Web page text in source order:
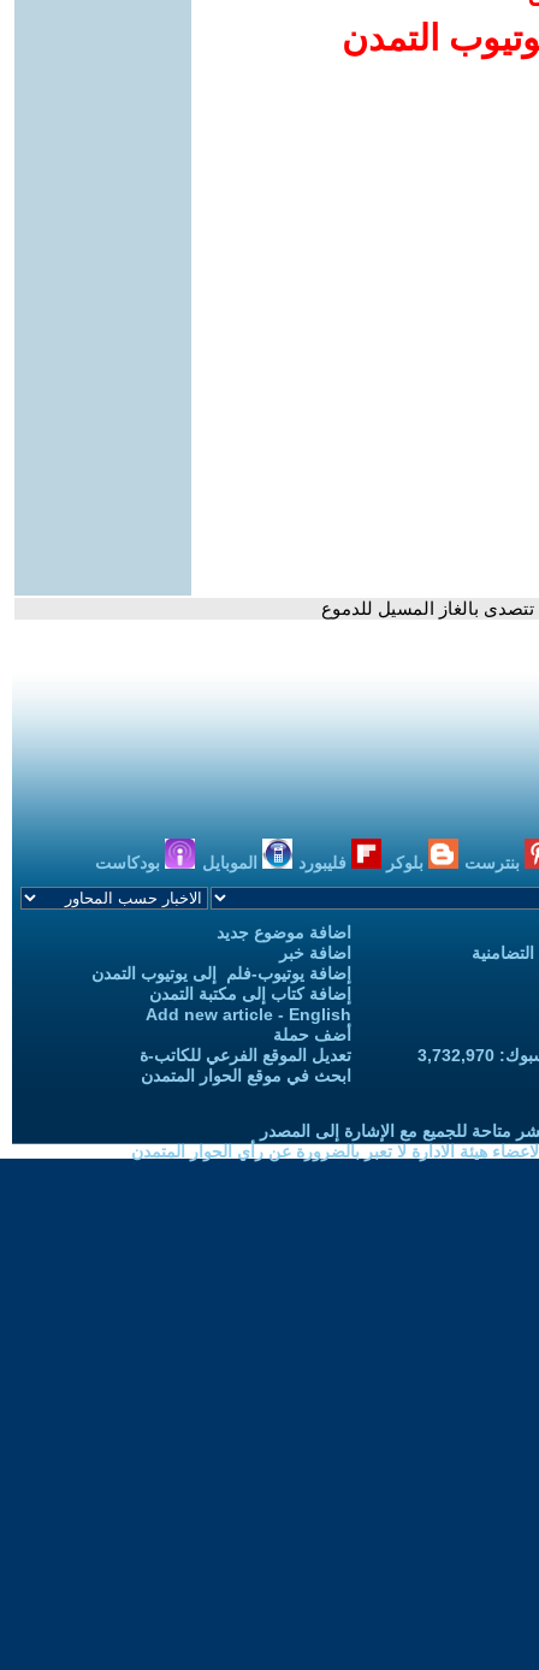
التمدن
بالغاز المسيل للدموع
بنترست بلوكر فليبورد الموبايل بودكاست
اضافة موضوع جديد
اضافة خبر
إضافة يوتيوب-فلم إلى يوتيوب التمدن
إضافة كتاب إلى مكتبة التمدن
Add new article - English
أضف حملة
تعديل الموقع الفرعي للكاتب-ة
ابحث في موقع الحوار المتمدن
متاحة للجميع مع الإشارة إلى المصدر
هيئة الادارة لا تعبر بالضرورة عن رأي الحوار المتمدن